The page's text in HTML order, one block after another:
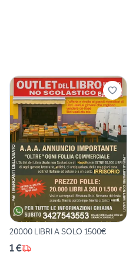
20000 LIBRI A SOLO 1500€
1 €